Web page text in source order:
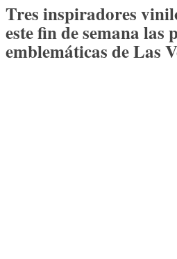
Tres inspiradores
este fin de semana las
emblemáticas de Las